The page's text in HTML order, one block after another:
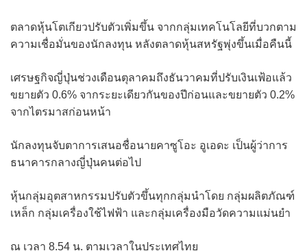
ตลาดหุ้นโตเกียวปรับตัวเพิ่มขึ้น จากกลุ่มเทคโนโลยีที่บวกตาม
ความเชื่อมั่นของนักลงทุน หลังตลาดหุ้นสหรัฐพุ่งขึ้นเมื่อคืนนี้
เศรษฐกิจญี่ปุ่นช่วงเดือนตุลาคมถึงธันวาคมที่ปรับเงินเฟ้อแล้ว
ขยายตัว 0.6% จากระยะเดียวกันของปีก่อนและขยายตัว 0.2%
จากไตรมาสก่อนหน้า
นักลงทุนจับตาการเสนอชื่อนายคาซูโอะ อูเอดะ เป็นผู้ว่าการ
ธนาคารกลางญี่ปุ่นคนต่อไป
หุ้นกลุ่มอุตสาหกรรมปรับตัวขึ้นทุกกลุ่มนำโดย กลุ่มผลิตภัณฑ์
เหล็ก กลุ่มเครื่องใช้ไฟฟ้า และกลุ่มเครื่องมือวัดความแม่นยำ
ณ เวลา 8.54 น. ตามเวลาในประเทศไทย